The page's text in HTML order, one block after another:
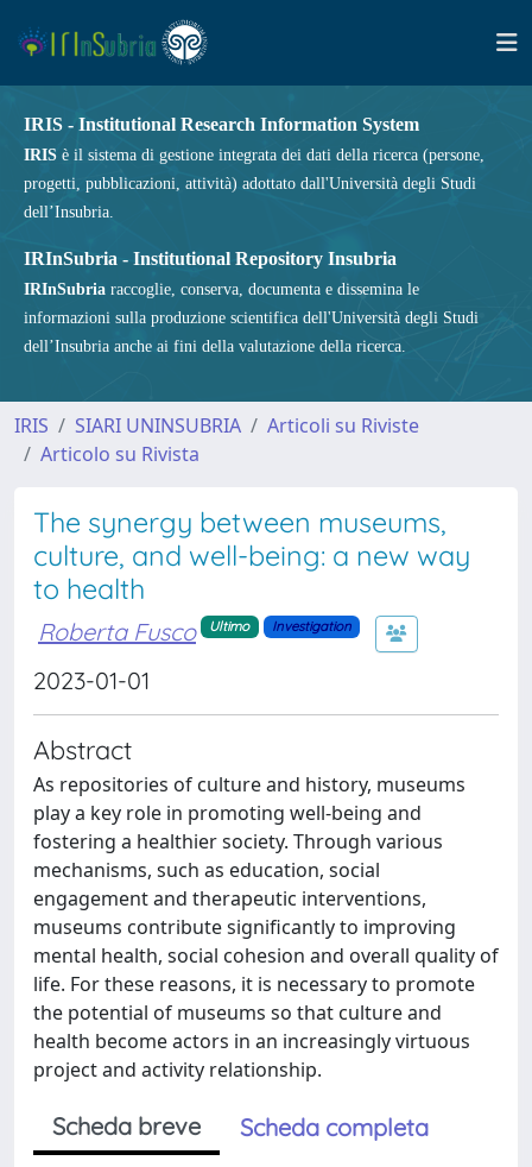
IRIS - Institutional Research Information System
IRIS è il sistema di gestione integrata dei dati della ricerca (persone,
progetti, pubblicazioni, attività) adottato dall'Università degli Studi
dell’Insubria.
IRInSubria - Institutional Repository Insubria
IRInSubria raccoglie, conserva, documenta e dissemina le
informazioni sulla produzione scientifica dell'Università degli Studi
dell’Insubria anche ai fini della valutazione della ricerca.
IRIS SIARI UNINSUBRIA
Articoli su Riviste
Articolo su Rivista
The synergy between museums,
culture, and well-being: a new way
to health
Roberta Fusco Ultimo Investigation
2023-01-01
Abstract
As repositories of culture and history, museums
play a key role in promoting well-being and
fostering a healthier society. Through various
mechanisms, such as education, social
engagement and therapeutic interventions,
museums contribute significantly to improving
mental health, social cohesion and overall quality of
life. For these reasons, it is necessary to promote
the potential of museums so that culture and
health become actors in an increasingly virtuous
project and activity relationship.
Scheda breve
Scheda completa